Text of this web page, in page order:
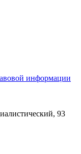
информации
93